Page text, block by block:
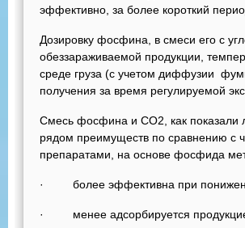
эффективно, за более короткий
Дозировку фосфина, в смеси его с
обеззараживаемой продукции,
среде груза (с учетом диффузии
получения за время регулируемой
Смесь фосфина и СО2, как показали
рядом преимуществ по сравнению
препаратами, на основе фосфида
· более эффективна при
· менее адсорбируется